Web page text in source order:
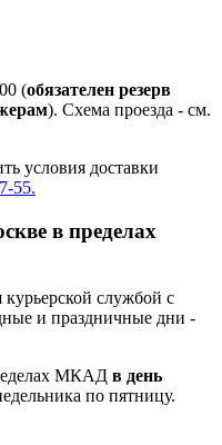
(обязателен резерв
). Схема проезда - см.
условия доставки
55.
в пределах
курьерской службой с
и праздничные дни -
МКАД в день
по пятницу.